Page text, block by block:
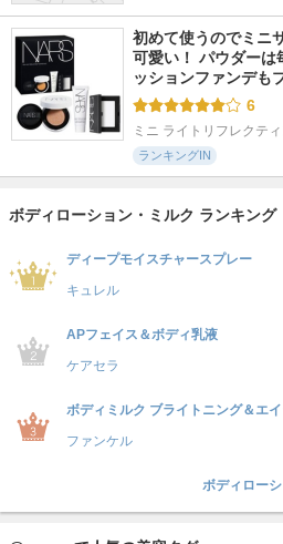
初めて使うのでミニ
可愛い！ パウダーは
ッションファンデも
6
ミニ ライトリフレクテ
ランキングIN
ボディローション・ミルク ランキング
ディープモイスチャースプレー
キュレル
APフェイス＆ボディ乳液
ケアセラ
ボディミルク ブライトニング＆エ
ファンケル
ボディロー